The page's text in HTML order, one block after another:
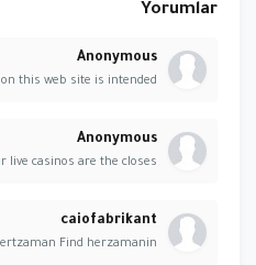
Yorumlar
Anonymous
this web site is intended ...
Anonymous
casinos are the closes...
caiofabrikant
Find herzamanin...